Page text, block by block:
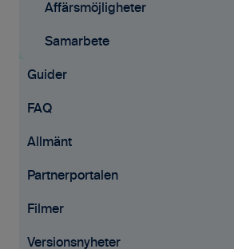
Affärsmöjligheter
Samarbete
Guider
För administratörer
Konto & Betalning
Licenser
Tid & Kvitton
Uppdrag & Projekt
FAQ
Tid & Kvitton
Fakturering
Affärsmöjligheter
Affärsmöjligheter
Allmänt
Allmän information
GDPR
Partnerportalen
Guider
Documents
Filmer
Tid & Kvitton
Versionsnyheter